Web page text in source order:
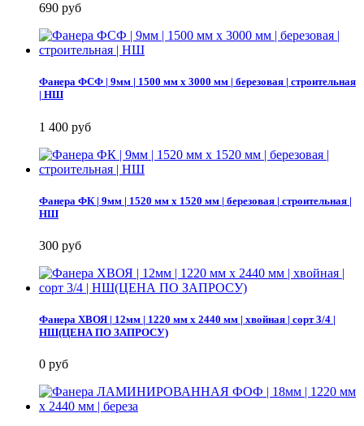
690 руб
Фанера ФСФ | 9мм | 1500 мм х 3000 мм | березовая | строительная
| НШ
1 400 руб
Фанера ФК | 9мм | 1520 мм х 1520 мм | березовая | строительная |
НШ
300 руб
Фанера ХВОЯ | 12мм | 1220 мм х 2440 мм | хвойная | сорт 3/4 |
НШ(ЦЕНА ПО ЗАПРОСУ)
0 руб